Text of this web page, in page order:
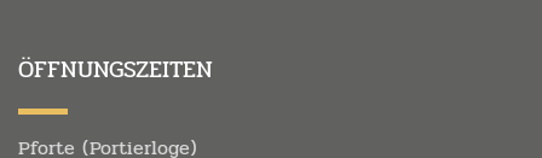
ÖFFNUNGSZEITEN
Pforte (Portierloge)